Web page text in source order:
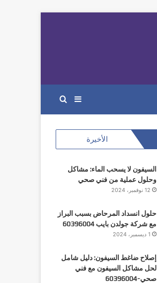
عن
إضافة
عمود
الأخيرة
السيفون لا يسحب الماء: مشاكل
وحلول عملية من فني صحي
12 نوفمبر، 2024
حلول انسداد المرحاض بسبب البراز
مع شركة جولدن بايب 60396004
1 ديسمبر، 2024
إصلاح ضاغط السيفون: دليل شامل
لحل مشاكل السيفون مع فني
صحي-60396004